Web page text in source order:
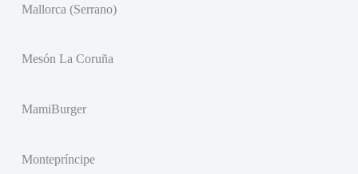
Mallorca (Serrano)
Mesón La Coruña
MamiBurger
Montepríncipe